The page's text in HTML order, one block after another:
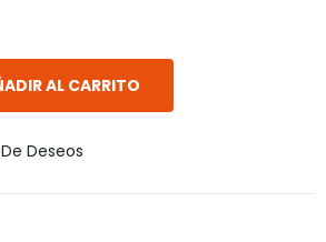
AL CARRITO
Deseos